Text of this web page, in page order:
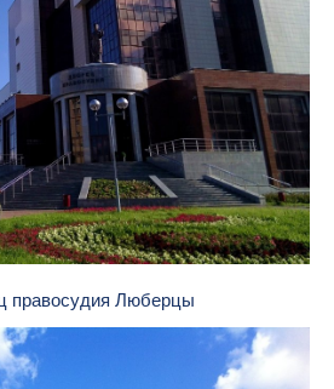
правосудия Люберцы